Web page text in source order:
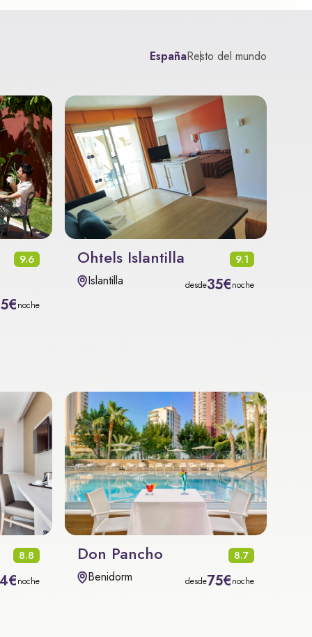
EspañaResto del mundo
9.6
noche
Ohtels Islantilla 9.1
Islantilla desde35€noche
8.8
noche
Don Pancho 8.7
Benidorm desde75€noche